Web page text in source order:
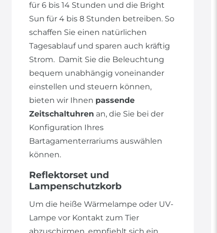
für 6 bis 14 Stunden und die Bright
Sun für 4 bis 8 Stunden betreiben. So
schaffen Sie einen natürlichen
Tagesablauf und sparen auch kräftig
Strom. Damit Sie die Beleuchtung
bequem unabhängig voneinander
einstellen und steuern können,
bieten wir Ihnen passende
Zeitschaltuhren an, die Sie bei der
Konfiguration Ihres
Bartagamenterrariums auswählen
können.
Reflektorset und
Lampenschutzkorb
Um die heiße Wärmelampe oder UV-
Lampe vor Kontakt zum Tier